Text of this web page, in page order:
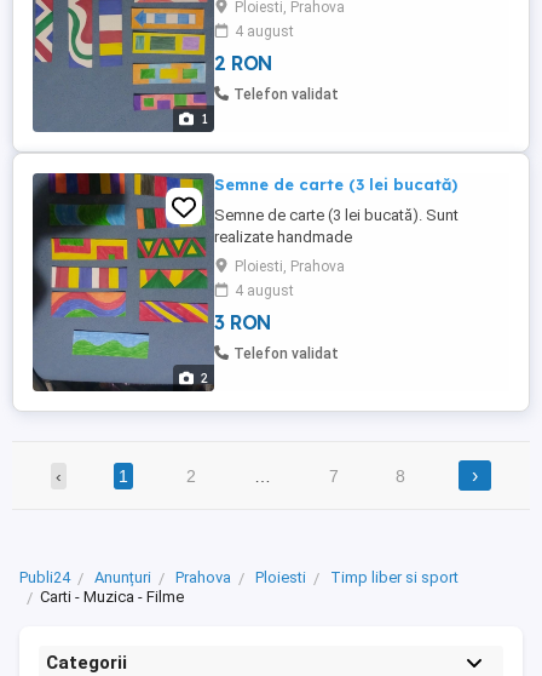
1
Ploiesti, Prahova
4 august
2 RON
Telefon validat
2
Semne de carte (3 lei bucată)
Semne de carte (3 lei bucată). Sunt
realizate handmade
Ploiesti, Prahova
4 august
3 RON
Telefon validat
‹ 1 2 7 8 ›
Publi24 Anunțuri Prahova Ploiesti
Timp liber si sport
Carti - Muzica - Filme
Categorii